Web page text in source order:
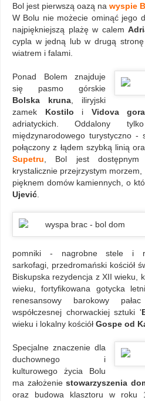
Bol jest pierwszą oazą na wyspie
W Bolu nie możecie ominąć jego
najpiękniejszą plażę w calem
cypla w jedną lub w drugą
wiatrem i falami.
Ponad Bolem znajduje
się pasmo górskie
Bolska kruna , iliryjski
zamek Kostilo i Vidova gora
adriatyckich. Oddalony
międzynarodowego turystyczno -
połączony z łądem szybką linią
Supetru , Bol jest dostępnym
krystalicznie przejrzystym
pięknem domów kamiennych, o
Ujević
pomniki - nagrobne stele i
sarkofagi, przedromański kościół
Biskupska rezydencja z XII wieku,
wieku, fortyfikowana gotycka
renesansowy barokowy
współczesnej chorwackiej sztuki '
wieku i lokalny kościół Gospe od
Specjalne znaczenie dla
duchownego i
kulturowego życia Bolu
ma założenie stowarzyszenia
oraz budowa klasztoru w roku